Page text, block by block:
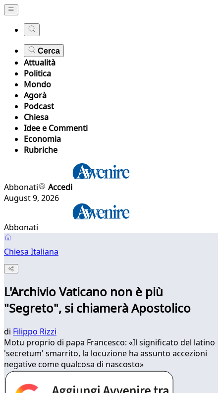
Cerca
Attualità
Politica
Mondo
Agorà
Podcast
Chiesa
Idee e Commenti
Economia
Rubriche
Abbonati
Accedi
August 9, 2026
Abbonati
Chiesa Italiana
L'Archivio Vaticano non è più
"Segreto", si chiamerà Apostolico
di Filippo Rizzi
Motu proprio di papa Francesco: «Il significato del latino
'secretum' smarrito, la locuzione ha assunto accezioni
negative come qualcosa di nascosto»